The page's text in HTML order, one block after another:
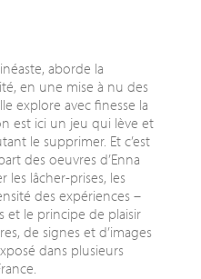
aborde la
en une mise à nu des
explore avec finesse la
est ici un jeu qui lève et
le supprimer. Et c’est
des oeuvres d’Enna
les lâcher-prises, les
des expériences –
et le principe de plaisir
de signes et d’images
dans plusieurs